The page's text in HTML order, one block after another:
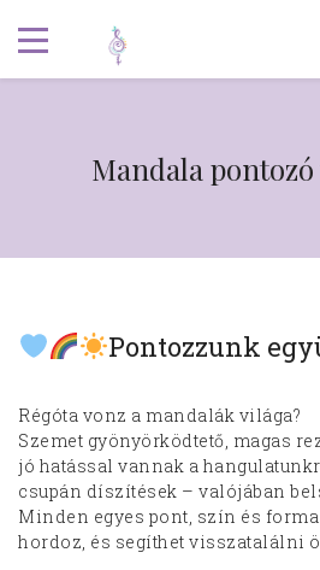
Mandala
Pontozzunk
Régóta vonz a mandalák világa?
Szemet gyönyörködtető, magas
jó hatással vannak a
csupán díszítések – valójában
Minden egyes pont, szín és
hordoz, és segíthet visszatalálni